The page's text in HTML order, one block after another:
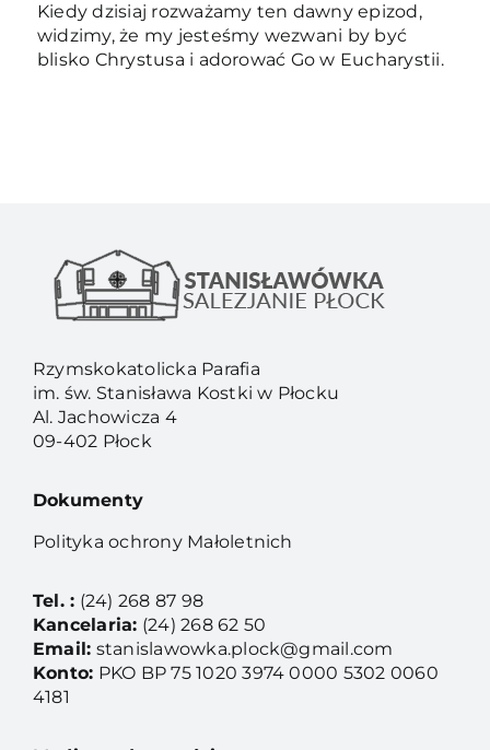
Kiedy dzisiaj rozważamy ten dawny epizod,
widzimy, że my jesteśmy wezwani by być
blisko Chrystusa i adorować Go w Eucharystii.
Rzymskokatolicka Parafia
im. św. Stanisława Kostki w Płocku
Al. Jachowicza 4
09-402 Płock
Dokumenty
Polityka ochrony Małoletnich
Tel. : (24) 268 87 98
Kancelaria: (24) 268 62 50
Email: stanislawowka.plock@gmail.com
Konto: PKO BP 75 1020 3974 0000 5302 0060
4181